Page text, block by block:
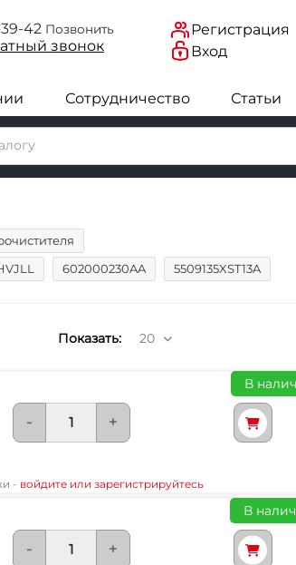
39-42 Позвонить
звонок
Регистрация
Вход
Сотрудничество Статьи
602000230AA 5509135XST13A
Показать:20
В
- +
- войдите или зарегистрируйтесь
В
- +